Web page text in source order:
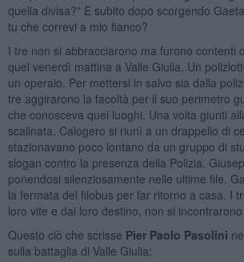
quella divisa?” E subito dopo scorgendo
tu che correvi a mio fianco?
I tre non si abbracciarono ma furono contenti
quel venerdì mattina a Valle Giulia. Un
un operaio. Per mettersi in salvo sia dalla
tre aggirarono la facoltà per il suo perimetro
che conosceva quei luoghi. Una volta giunti
scalinata, Calogero si riunì a un drappello di
stazionavano poco lontano da un gruppo di
slogan contro la presenza della Polizia.
ponendosi silenziosamente nelle ultime file.
la fermata del filobus per far ritorno a casa. I
loro vite e dal loro destino, non si incontrarono
Questo ciò che scrisse Pier Paolo Pasolini
sulla battaglia di Valle Giulia: